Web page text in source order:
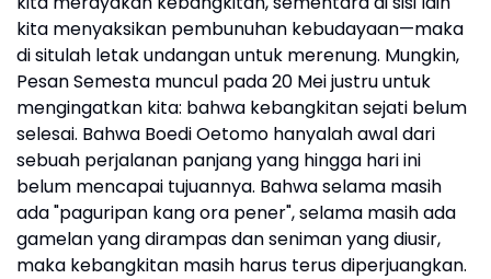
kita menyaksikan pembunuhan kebudayaan—maka
di situlah letak undangan untuk merenung. Mungkin,
Pesan Semesta muncul pada 20 Mei justru untuk
mengingatkan kita: bahwa kebangkitan sejati belum
selesai. Bahwa Boedi Oetomo hanyalah awal dari
sebuah perjalanan panjang yang hingga hari ini
belum mencapai tujuannya. Bahwa selama masih
ada "paguripan kang ora pener", selama masih ada
gamelan yang dirampas dan seniman yang diusir,
maka kebangkitan masih harus terus diperjuangkan.